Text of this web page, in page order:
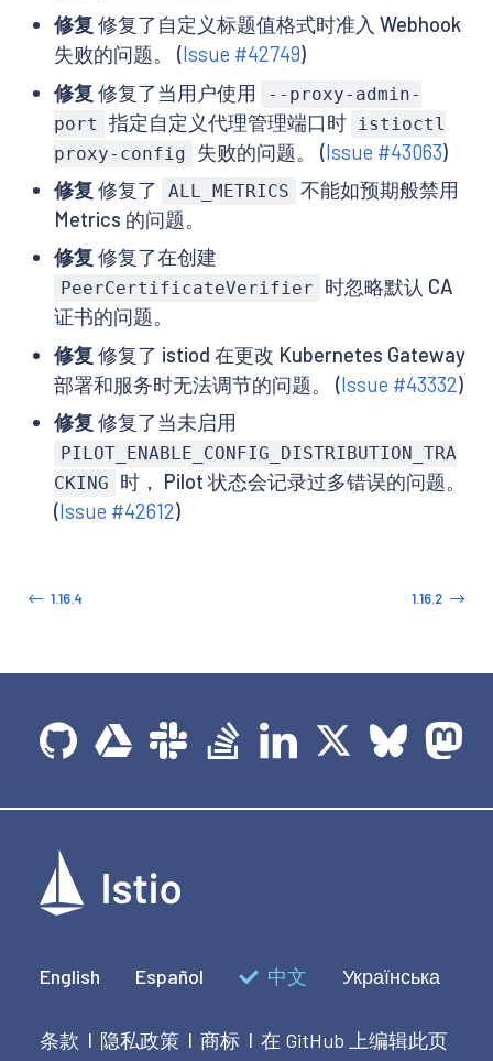
修复 修复了自定义标题值格式时准入 Webhook
失败的问题。 (Issue #42749)
修复 修复了当用户使用
--proxy-admin-
port
指定自定义代理管理端口时
istioctl
proxy-config
失败的问题。 (Issue #43063)
修复 修复了 ALL_METRICS 不能如预期般禁用
Metrics 的问题。
修复 修复了在创建
PeerCertificateVerifier
时忽略默认 CA
证书的问题。
修复 修复了 istiod 在更改 Kubernetes Gateway
部署和服务时无法调节的问题。 (Issue #43332)
修复 修复了当未启用
PILOT_ENABLE_CONFIG_DISTRIBUTION_TRA
CKING
时， Pilot 状态会记录过多错误的问题。
(Issue #42612)
1.16.4 1.16.2
English Español 中文 Українська
条款 | 隐私政策 | 商标 | 在 GitHub 上编辑此页